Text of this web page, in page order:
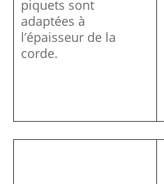
piquets sont
adaptées à
l’épaisseur de la
corde.